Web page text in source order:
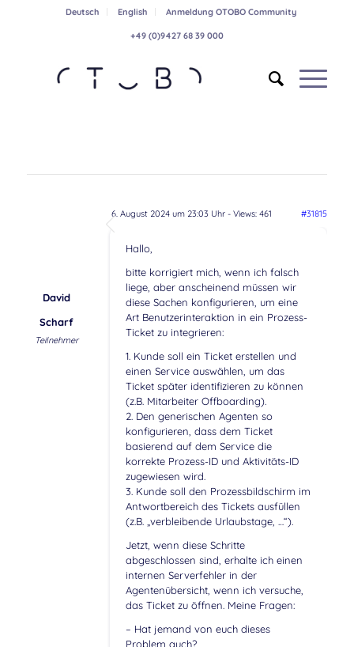
Deutsch English Anmeldung OTOBO Community
+49 (0)9427 68 39 000
6. August 2024 um 23:03 Uhr- Views: 461 #31815
David
Scharf
Teilnehmer
Hallo,
bitte korrigiert mich, wenn ich falsch
liege, aber anscheinend müssen wir
diese Sachen konfigurieren, um eine
Art Benutzerinteraktion in ein Prozess-
Ticket zu integrieren:
1. Kunde soll ein Ticket erstellen und
einen Service auswählen, um das
Ticket später identifizieren zu können
(z.B. Mitarbeiter Offboarding).
2. Den generischen Agenten so
konfigurieren, dass dem Ticket
basierend auf dem Service die
korrekte Prozess-ID und Aktivitäts-ID
zugewiesen wird.
3. Kunde soll den Prozessbildschirm im
Antwortbereich des Tickets ausfüllen
(z.B. „verbleibende Urlaubstage, …“).
Jetzt, wenn diese Schritte
abgeschlossen sind, erhalte ich einen
internen Serverfehler in der
Agentenübersicht, wenn ich versuche,
das Ticket zu öffnen. Meine Fragen:
– Hat jemand von euch dieses
Problem auch?